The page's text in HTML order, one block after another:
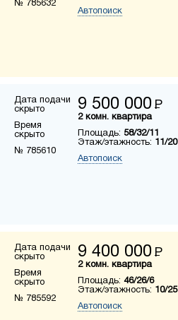
№ 785632
Автопоиск
Дата подачи
скрыто
Время
скрыто
№ 785610
9 500 000 Р
2 комн. квартира
Площадь: 58/32/11
Этаж/этажность: 11/20
Автопоиск
Дата подачи
скрыто
Время
скрыто
№ 785592
9 400 000 Р
2 комн. квартира
Площадь: 46/26/6
Этаж/этажность: 10/25
Автопоиск